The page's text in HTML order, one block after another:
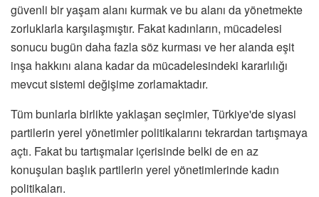
güvenli bir yaşam alanı kurmak ve bu alanı da yönetmekte
zorluklarla karşılaşmıştır. Fakat kadınların, mücadelesi
sonucu bugün daha fazla söz kurması ve her alanda eşit
inşa hakkını alana kadar da mücadelesindeki kararlılığı
mevcut sistemi değişime zorlamaktadır.
Tüm bunlarla birlikte yaklaşan seçimler, Türkiye'de siyasi
partilerin yerel yönetimler politikalarını tekrardan tartışmaya
açtı. Fakat bu tartışmalar içerisinde belki de en az
konuşulan başlık partilerin yerel yönetimlerinde kadın
politikaları.